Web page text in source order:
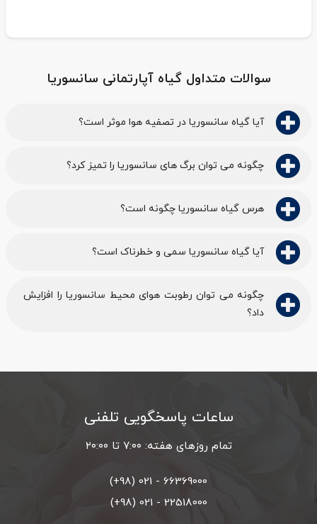
سوالات متداول گیاه آپارتمانی سانسوریا
آیا گیاه سانسوریا در تصفیه هوا موثر است؟
چگونه می توان برگ های سانسوریا را تمیز کرد؟
هرس گیاه سانسوریا چگونه است؟
آیا گیاه سانسوریا سمی و خطرناک است؟
چگونه می توان رطوبت هوای محیط سانسوریا را افزایش
داد؟
ساعات پاسخگویی تلفنی
تمام روزهای هفته: ۷:۰۰ تا ۲۰:۰۰
66369000 - 021 (98+)
22518000 - 021 (98+)